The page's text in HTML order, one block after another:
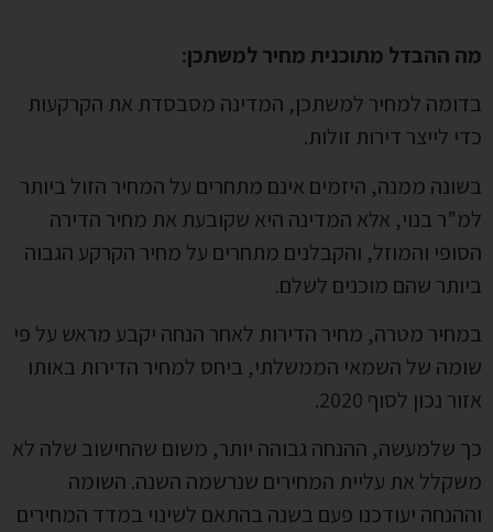
מה ההבדל מתוכנית מחיר למשתכן:
בדומה למחיר למשתכן, המדינה מסבסדת את הקרקעות
כדי לייצר דירות זולות.
בשונה ממנה, היזמים אינם מתחרים על המחיר הזול ביותר
למ”ר בנוי, אלא המדינה היא שקובעת את מחיר הדירה
הסופי והמוזל, והקבלנים מתחרים על מחיר הקרקע הגבוה
ביותר שהם מוכנים לשלם.
במחיר מטרה, מחיר הדירות לאחר הנחה יקבע מראש על פי
שומה של השמאי הממשלתי, ביחס למחיר הדירות באותו
אזור נכון לסוף 2020.
כך שלמעשה, ההנחה גבוהה יותר, משום שהחישוב שלה לא
משקלל את עליית המחירים שנרשמה השנה. השומה
וההנחה יעודכנו פעם בשנה בהתאם לשינוי במדד המחירים